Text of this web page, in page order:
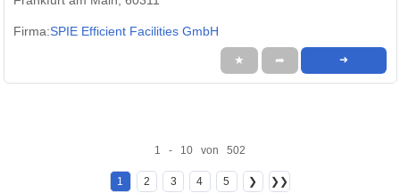
Firma:SPIE Efficient Facilities GmbH
★ ➦ ➜
1 - 10 von 502
1 2 3 4 5 ❯ ❯❯